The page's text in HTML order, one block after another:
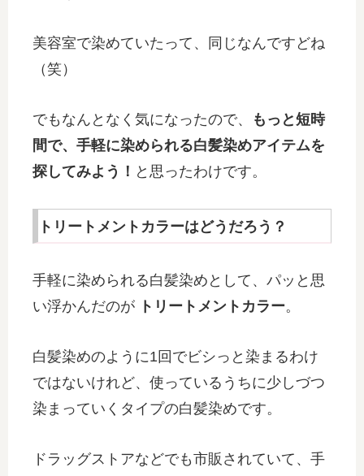
美容室で染めていたって、同じなんですどね
（笑）
でもなんとなく気になったので、
もっと短時
間で、手軽に染められる白髪染めアイテムを
探してみよう！ と思ったわけです。
トリートメントカラーはどうだろう？
手軽に染められる白髪染めとして、パッと思
い浮かんだのが
トリートメントカラー。
白髪染めのように1回でビシっと染まるわけ
ではないけれど、使っているうちに少しづつ
染まっていくタイプの白髪染めです。
ドラッグストアなどでも市販されていて、手